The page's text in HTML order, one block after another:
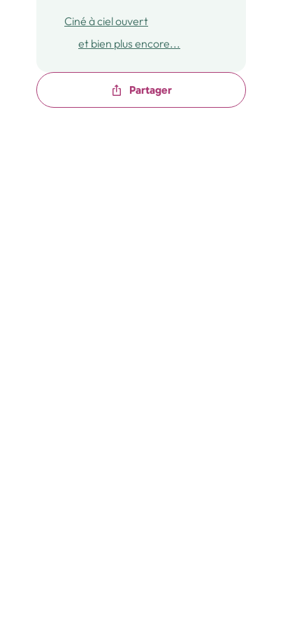
Ciné à ciel ouvert
et bien plus encore...
Partager